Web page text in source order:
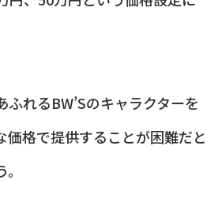
れるBW’Sのキャラクターを
価格で提供することが困難だと